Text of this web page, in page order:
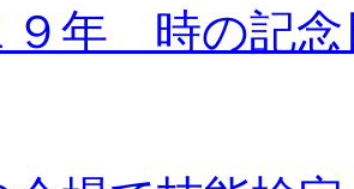
９年 時の記